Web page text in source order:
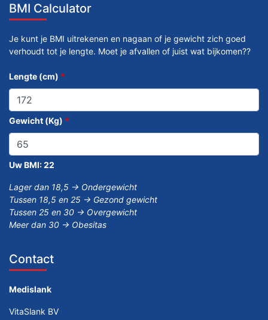
BMI Calculator
Je kunt je BMI uitrekenen en nagaan of je gewicht zich goed
verhoudt tot je lengte. Moet je afvallen of juist wat bijkomen??
Lengte (cm) *
Gewicht (Kg) *
Uw BMI:22
Lager dan 18,5 -> Ondergewicht
Tussen 18,5 en 25 -> Gezond gewicht
Tussen 25 en 30 -> Overgewicht
Meer dan 30 -> Obesitas
Contact
Medislank
VitaSlank BV